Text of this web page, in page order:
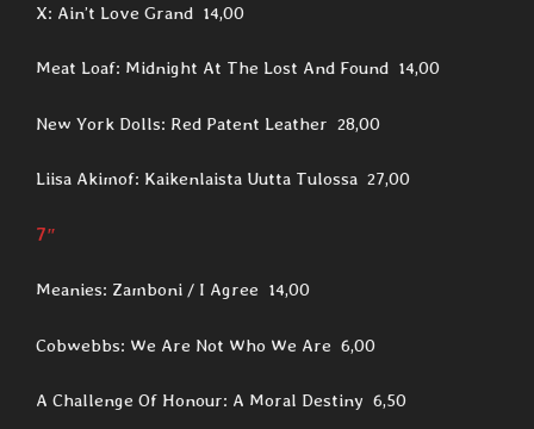
X: Ain’t Love Grand 14,00
Meat Loaf: Midnight At The Lost And Found 14,00
New York Dolls: Red Patent Leather 28,00
Liisa Akimof: Kaikenlaista Uutta Tulossa 27,00
7″
Meanies: Zamboni / I Agree 14,00
Cobwebbs: We Are Not Who We Are 6,00
A Challenge Of Honour: A Moral Destiny 6,50